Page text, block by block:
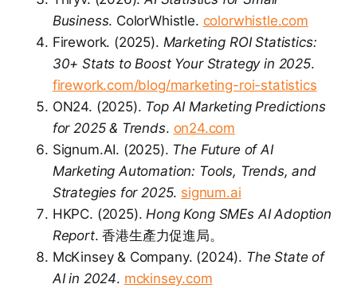
Business. ColorWhistle. colorwhistle.com
Firework. (2025). Marketing ROI Statistics:
30+ Stats to Boost Your Strategy in 2025.
firework.com/blog/marketing-roi-statistics
ON24. (2025). Top AI Marketing Predictions
for 2025 & Trends. on24.com
Signum.AI. (2025). The Future of AI
Marketing Automation: Tools, Trends, and
Strategies for 2025. signum.ai
HKPC. (2025).Hong Kong SMEs AI Adoption
Report. 香港生產力促進局。
McKinsey & Company. (2024). The State of
AI in 2024. mckinsey.com